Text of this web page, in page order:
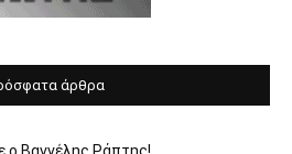
άρθρα
ο Βαγγέλης Ράπτης!